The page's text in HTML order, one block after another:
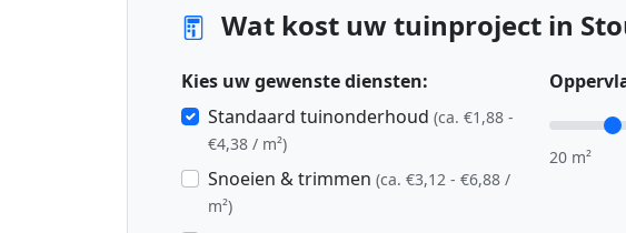
Wat kost uw tuinproject in
Kies uw gewenste diensten:
Standaard tuinonderhoud (ca. €1,88 -
€4,38 / m²)
Snoeien & trimmen (ca. €3,12 - €6,88 /
m²)
20 m²